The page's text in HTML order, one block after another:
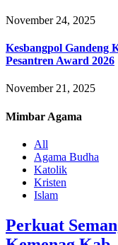
November 24, 2025
Kesbangpol Gandeng
Pesantren Award 2026
November 21, 2025
Mimbar Agama
All
Agama Budha
Katolik
Kristen
Islam
Perkuat